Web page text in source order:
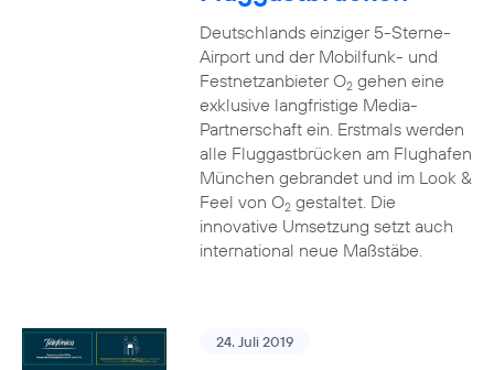
Deutschlands einziger 5-Sterne-
Airport und der Mobilfunk- und
Festnetzanbieter O2gehen eine
exklusive langfristige Media-
Partnerschaft ein. Erstmals werden
alle Fluggastbrücken am Flughafen
München gebrandet und im Look &
Feel von O2gestaltet. Die
innovative Umsetzung setzt auch
international neue Maßstäbe.
24. Juli 2019